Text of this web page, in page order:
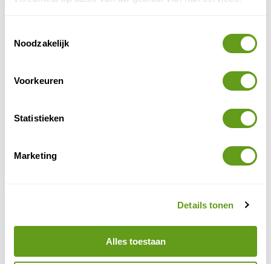
Noodzakelijk
Voorkeuren
Statistieken
Marketing
Details tonen
Alles toestaan
BEKIJK
gletsjertochten in IJsland. Wandelingen en bezoek
2. Binnenland IJsland
is dan ook een noodzaak om er te komen.
bergen in dit schitterende gebied kleuren in
betoverende rode, bruine en gele tinten. De meest
afgezonderde vulkaan, de Herdubreid en Askja zijn